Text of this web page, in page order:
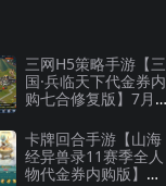
三网H5策略手游【三
国·兵临天下代金券内
购七合修复版】7月
服务端+管理后台+G
M授权后台+详细搭建
教程
卡牌回合手游【山海
经异兽录11赛季全人
物代金券内购版】最